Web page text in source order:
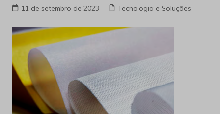
11 de setembro de 2023 Tecnologia e Soluções